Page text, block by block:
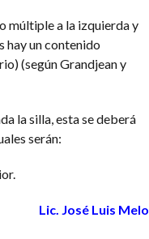
múltiple a la izquierda y
hay un contenido
(según Grandjean y
la silla, esta se deberá
serán:
Lic. José Luis Melo